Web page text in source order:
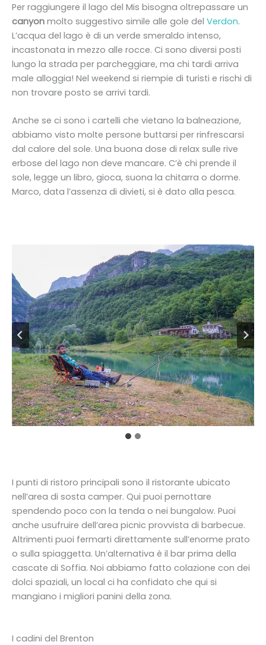
Per raggiungere il lago del Mis bisogna oltrepassare un
canyon molto suggestivo simile alle gole del Verdon.
L’acqua del lago è di un verde smeraldo intenso,
incastonata in mezzo alle rocce. Ci sono diversi posti
lungo la strada per parcheggiare, ma chi tardi arriva
male alloggia! Nel weekend si riempie di turisti e rischi di
non trovare posto se arrivi tardi.
Anche se ci sono i cartelli che vietano la balneazione,
abbiamo visto molte persone buttarsi per rinfrescarsi
dal calore del sole. Una buona dose di relax sulle rive
erbose del lago non deve mancare. C’è chi prende il
sole, legge un libro, gioca, suona la chitarra o dorme.
Marco, data l’assenza di divieti, si è dato alla pesca.
I punti di ristoro principali sono il ristorante ubicato
nell’area di sosta camper. Qui puoi pernottare
spendendo poco con la tenda o nei bungalow. Puoi
anche usufruire dell’area picnic provvista di barbecue.
Altrimenti puoi fermarti direttamente sull’enorme prato
o sulla spiaggetta. Un’alternativa è il bar prima della
cascate di Soffia. Noi abbiamo fatto colazione con dei
dolci spaziali, un local ci ha confidato che qui si
mangiano i migliori panini della zona.
I cadini del Brenton